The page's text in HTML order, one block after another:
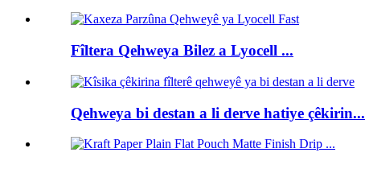
Fîltera Qehweya Bilez a Lyocell ...
Qehweya bi destan a li derve hatiye çêkirin...